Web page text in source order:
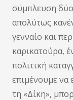
σύμπλευση
απολύτως
γενναίο και
καρικατούρα,
πολιτική
επιμένουμε να
τη «Δίκη»,